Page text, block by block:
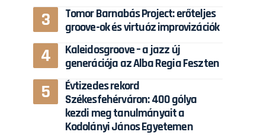
Tomor Barnabás Project: erőteljes
groove-ok és virtuóz improvizációk
Kaleidosgroove – a jazz új
generációja az Alba Regia Feszten
Évtizedes rekord
Székesfehérváron: 400 gólya
kezdi meg tanulmányait a
Kodolányi János Egyetemen